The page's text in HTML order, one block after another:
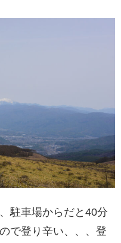
駐車場からだと40分
で登り辛い、、、登